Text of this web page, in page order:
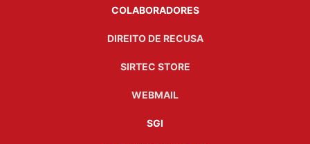
COLABORADORES
DIREITO DE RECUSA
SIRTEC STORE
WEBMAIL
SGI